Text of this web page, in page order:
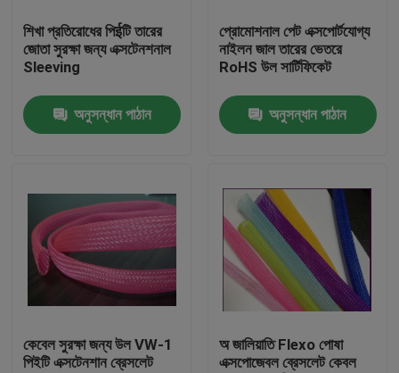
কারখানা ভ্রমণ
মান নিয়ন্ত্রণ
যোগাযোগ করুন
উদ্ধৃতির জন্য আবেদন
নমনীয় পিভিসি টিউবিং
তাপ সঙ্কুচিত নল
ঢেউখেলান নমনীয় টিউবিং
শিখা প্রতিরোধের পিईটি তারের
জোতা সুরক্ষা জন্য এক্সটেনশনাল
Sleeving
অনুসন্ধান পাঠান
প্রোমোশনাল পেট এক্সপোর্টযোগ্য
নাইলন জাল তারের ভেতরে
RoHS উল সার্টিফিকেট
অনুসন্ধান পাঠান
কেবেল সুরক্ষা জন্য উল VW-1
পিইটি এক্সটেনশান ব্রেসলেট
অ জালিয়াতি Flexo পোষা
এক্সপোজেবল ব্রেসলেট কেবল